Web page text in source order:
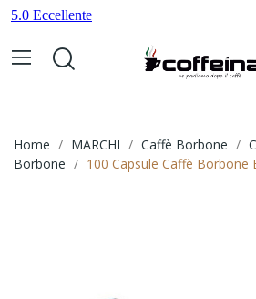
Home MARCHI Caffè Borbone
Borbone
100 Capsule Caffè